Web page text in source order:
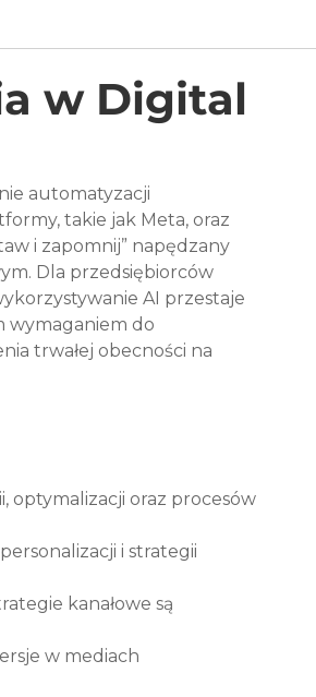
w Digital
automatyzacji
takie jak Meta, oraz
i zapomnij” napędzany
Dla przedsiębiorców
AI przestaje
wymaganiem do
trwałej obecności na
optymalizacji oraz procesów
i strategii
kanałowe są
w mediach